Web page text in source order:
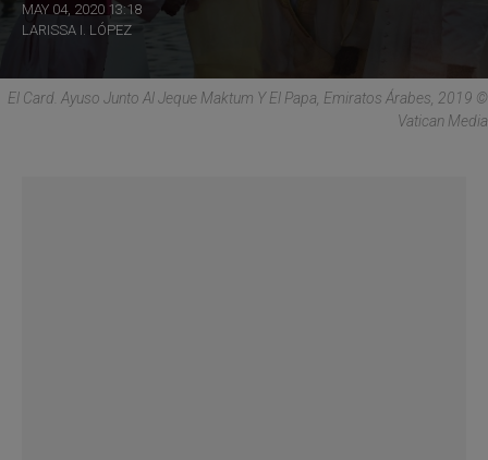
MAY 04, 2020 13:18
LARISSA I. LÓPEZ
El Card. Ayuso Junto Al Jeque Maktum Y El Papa, Emiratos Árabes, 2019 ©
Vatican Media